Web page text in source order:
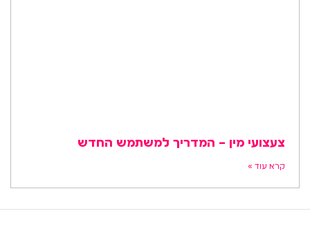
צעצועי מין – המדריך למשתמש החדש
קרא עוד »